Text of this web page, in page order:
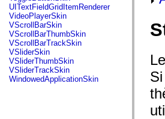
mx.automation.delegates
mx.automation.delegates.advancedDataGrid
mx.automation.delegates.charts
mx.automation.delegates.containers
mx.automation.delegates.controls
mx.automation.delegates.core
mx.automation.delegates.flashflexkit
mx.automation.events
UITextFieldGridItemRenderer
VideoPlayerSkin
VScrollBarSkin
VScrollBarThumbSkin
VScrollBarTrackSkin
VSliderSkin
VSliderThumbSkin
VSliderTrackSkin
WindowedApplicationSkin